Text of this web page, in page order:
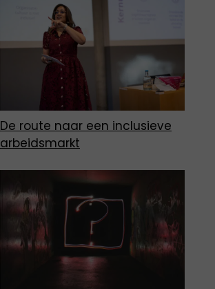
De route naar een inclusieve
arbeidsmarkt